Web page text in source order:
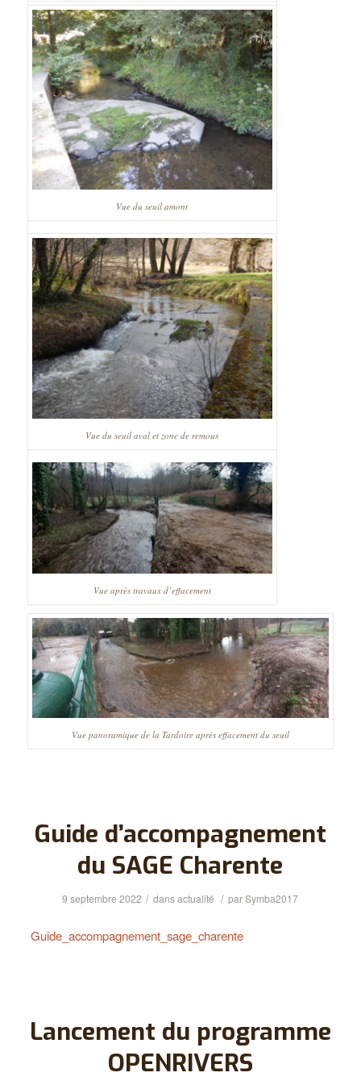
Vue du seuil amont
Vue du seuil aval et zone de remous
Vue après travaux d’effacement
Vue panoramique de la Tardoire après effacement du seuil
Guide d’accompagnement
du SAGE Charente
9 septembre 2022 / dansactualité / parSymba2017
Guide_accompagnement_sage_charente
Lancement du programme
OPENRIVERS